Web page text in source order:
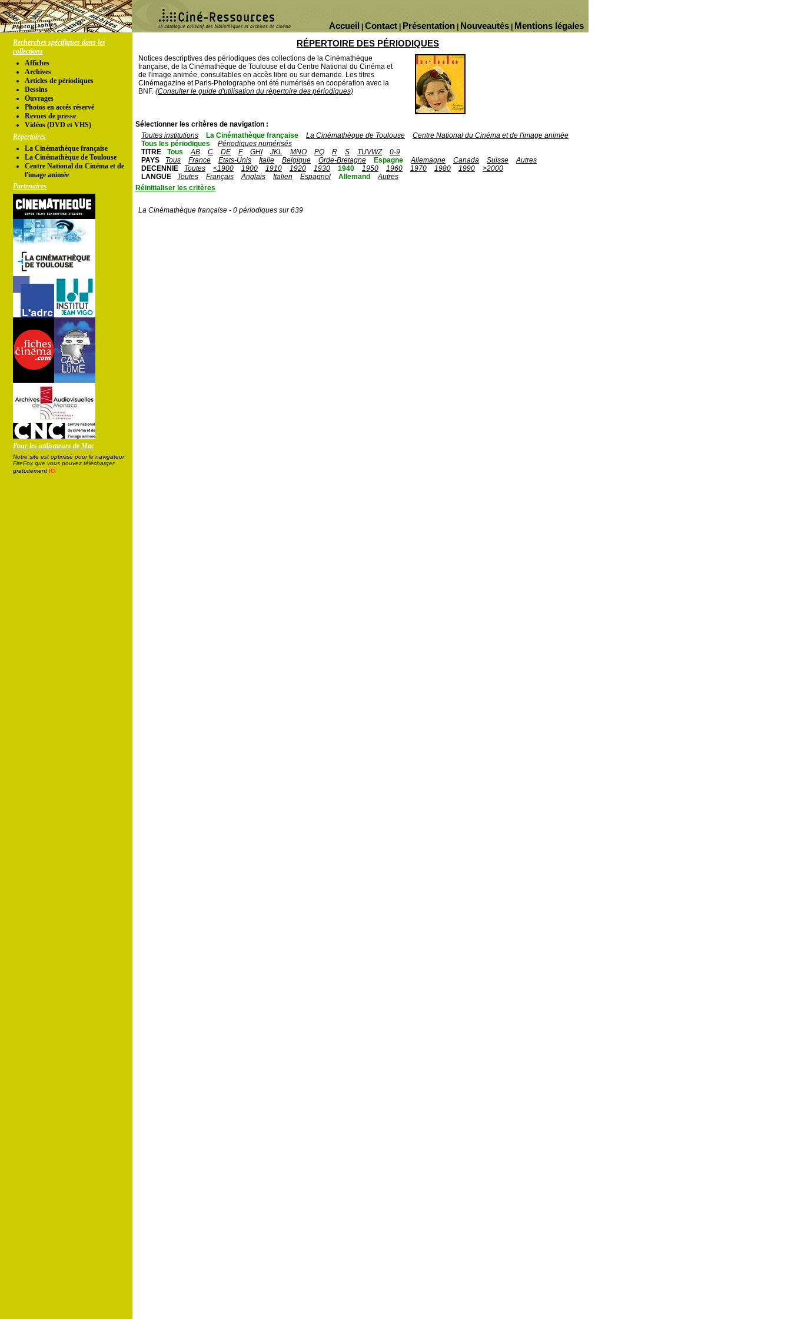
Mentions légales
Nouveautés
Présentation
Contact
Accueil
Recherches spécifiques dans les
collections
Affiches
Archives
Articles de périodiques
Dessins
Ouvrages
Photos en accés réservé
Revues de presse
Vidéos (DVD et VHS)
Répertoires
La Cinémathèque française
La Cinémathèque de Toulouse
Centre National du Cinéma et de
l'image animée
Partenaires
Pour les utilisateurs de Mac
Notre site est optimisé pour le navigateur
FireFox que vous pouvez télécharger
gratuitement ici
RÉPERTOIRE DES PÉRIODIQUES
Notices descriptives des périodiques des collections de la Cinémathèque
française, de la Cinémathèque de Toulouse et du Centre National du Cinéma et
de l'image animée, consultables en accès libre ou sur demande. Les titres
Cinémagazine et Paris-Photographe ont été numérisés en coopération avec la
BNF. (Consulter le guide d'utilisation du répertoire des périodiques)
Sélectionner les critères de navigation :
Toutes institutions
La Cinémathèque française La Cinémathèque de Toulouse
Centre National du Cinéma et de l'image animée
Tous les périodiques
Périodiques numérisés
TITRE
Tous AB C DE F GHI JKL MNO PQ R S TUVWZ
0-9
PAYS
Tous France Etats-Unis Italie Belgique Grde-Bretagne Espagne Allemagne Canada Suisse
Autres
DECENNIE
Toutes <1900 1900 1910 1920 1930 1940 1950 1960 1970 1980 1990
>2000
LANGUE
Toutes Français Anglais Italien Espagnol Allemand
Autres
Réinitialiser les critères
La Cinémathèque française - 0 périodiques sur 639